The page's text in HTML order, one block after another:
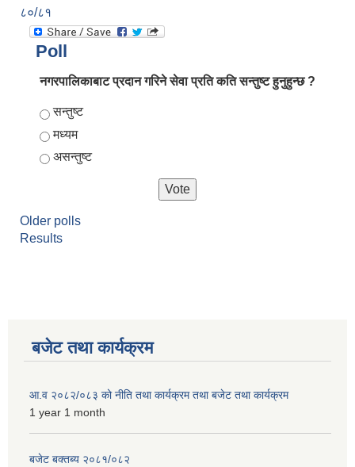
८०/८१
Poll
नगरपालिकाबाट प्रदान गरिने सेवा प्रति कति सन्तुष्ट हुनुहुन्छ ?
Choices
सन्तुष्ट
मध्यम
असन्तुष्ट
Older polls
Results
बजेट तथा कार्यक्रम
आ.व २०८२/०८३ को नीति तथा कार्यक्रम तथा बजेट तथा कार्यक्रम
1 year 1 month
बजेट बक्तब्य २०८१/०८२